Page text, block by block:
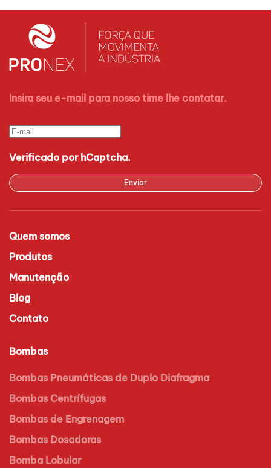
Insira seu e-mail para nosso time lhe contatar.
Verificado por hCaptcha.
Enviar
Quem somos
Produtos
Manutenção
Blog
Contato
Bombas
Bombas Pneumáticas de Duplo Diafragma
Bombas Centrífugas
Bombas de Engrenagem
Bombas Dosadoras
Bomba Lobular